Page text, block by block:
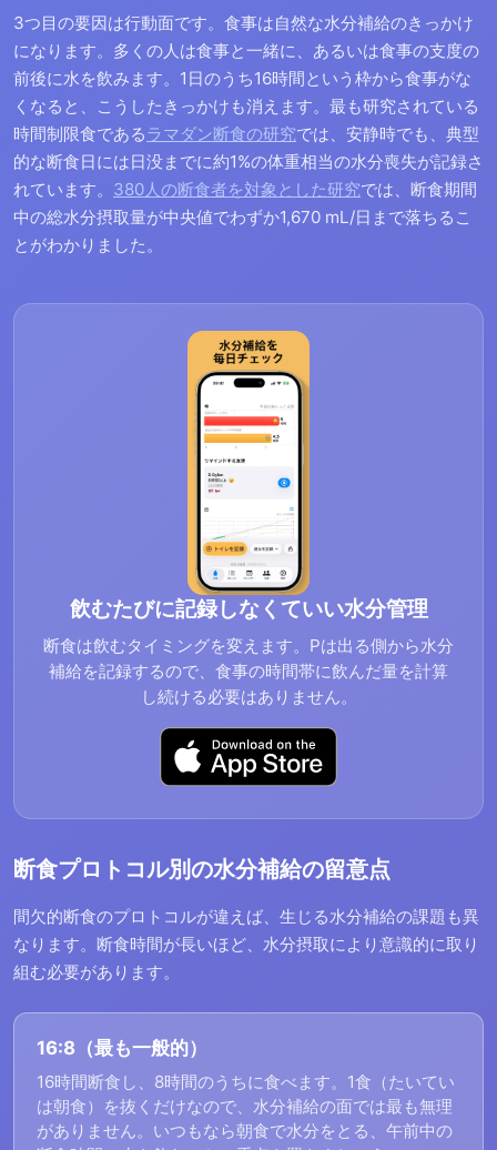
3つ目の要因は行動面です。食事は自然な水分補給のきっかけ
になります。多くの人は食事と一緒に、あるいは食事の支度の
前後に水を飲みます。1日のうち16時間という枠から食事がな
くなると、こうしたきっかけも消えます。最も研究されている
時間制限食であるラマダン断食の研究では、安静時でも、典型
的な断食日には日没までに約1%の体重相当の水分喪失が記録さ
れています。 380人の断食者を対象とした研究では、断食期間
中の総水分摂取量が中央値でわずか1,670 mL/日まで落ちるこ
とがわかりました。
飲むたびに記録しなくていい水分管理
断食は飲むタイミングを変えます。Pは出る側から水分
補給を記録するので、食事の時間帯に飲んだ量を計算
し続ける必要はありません。
断食プロトコル別の水分補給の留意点
間欠的断食のプロトコルが違えば、生じる水分補給の課題も異
なります。断食時間が長いほど、水分摂取により意識的に取り
組む必要があります。
16:8（最も一般的）
16時間断食し、8時間のうちに食べます。1食（たいてい
は朝食）を抜くだけなので、水分補給の面では最も無理
がありません。いつもなら朝食で水分をとる、午前中の